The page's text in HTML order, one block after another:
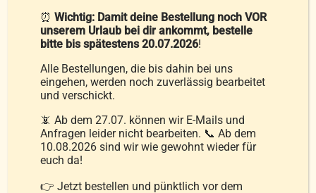
Optionen
können
der
Produktseite
gewählt
werden
Leichtdaunendecke De Luxe 158
light
299,00€–499,00€
⏰ Wichtig: Damit deine Bestellung noch VOR
unserem Urlaub bei dir ankommt, bestelle
bitte bis spätestens 20.07.2026!
Alle Bestellungen, die bis dahin bei uns
eingehen, werden noch zuverlässig bearbeitet
und verschickt.
📵 Ab dem 27.07. können wir E-Mails und
Anfragen leider nicht bearbeiten. 📞 Ab dem
10.08.2026 sind wir wie gewohnt wieder für
euch da!
👉 Jetzt bestellen und pünktlich vor dem